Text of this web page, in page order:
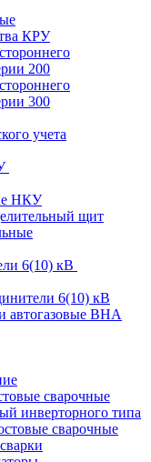
КРУ
200
300
учета
НКУ
щит
6(10) кВ
6(10) кВ
автогазовые ВНА
сварочные
инверторного типа
сварочные